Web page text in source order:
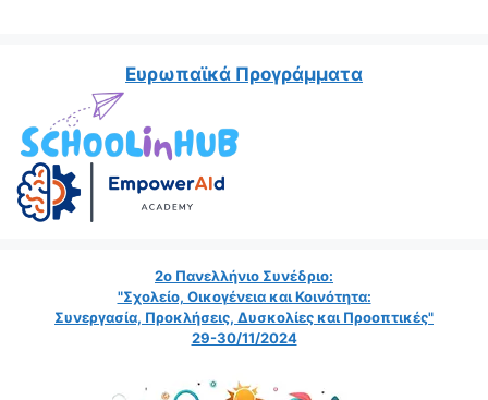
Ευρωπαϊκά Προγράμματα
2ο Πανελλήνιο Συνέδριο:
"Σχολείο, Οικογένεια και Κοινότητα:
Συνεργασία, Προκλήσεις, Δυσκολίες και Προοπτικές"
29-30/11/2024